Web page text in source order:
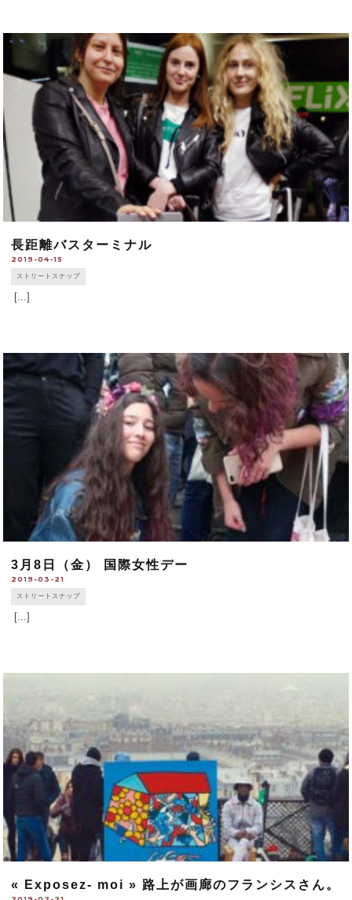
長距離バスターミナル
2019-04-15
ストリートスナップ
[...]
3月8日（金） 国際女性デー
2019-03-21
ストリートスナップ
[...]
« Exposez- moi » 路上が画廊のフランシスさん。